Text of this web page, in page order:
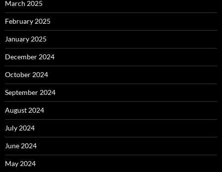
March 2025
February 2025
January 2025
December 2024
October 2024
September 2024
August 2024
July 2024
June 2024
May 2024